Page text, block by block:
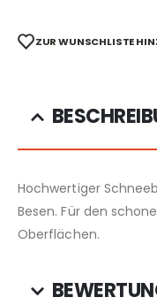
ZUR WUNSCHLISTE
Hochwertiger
Besen. Für den
Oberflächen.